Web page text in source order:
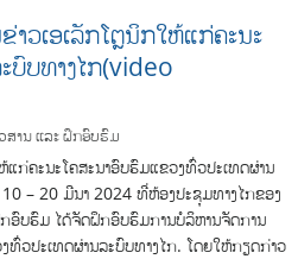
ວເອເລັກໂຕຼນິກໃຫ້ແກ່ຄະນະ
ບົບທາງໄກ(video
ານ ແລະ ຝຶກອົບຮົມ
ກ່ຄະນະໂຄສະນາອົບຮົມແຂວງທົ່ວປະເທດຜ່ານ
– 20 ມີນາ 2024 ທີ່ຫ້ອງປະຊຸມທາງໄກຂອງ
ອົບຮົມ ໄດ້ຈັດຝຶກອົບຮົມການບໍລິຫານຈັດການ
ທົ່ວປະເທດຜ່ານລະບົບທາງໄກ. ໂດຍໃຫ້ກຽດກ່າວ